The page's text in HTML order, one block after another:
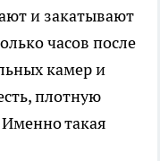
и закатывают
часов после
камер и
плотную
такая